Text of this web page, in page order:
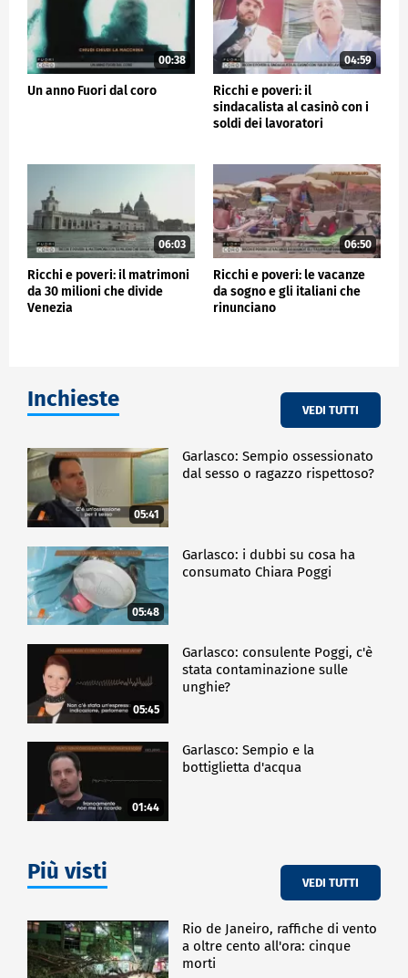
00:38
Un anno Fuori dal coro
04:59
Ricchi e poveri: il
sindacalista al casinò con i
soldi dei lavoratori
06:03
Ricchi e poveri: il matrimoni
da 30 milioni che divide
Venezia
06:50
Ricchi e poveri: le vacanze
da sogno e gli italiani che
rinunciano
Inchieste VEDI TUTTI
05:41
Garlasco: Sempio ossessionato
dal sesso o ragazzo rispettoso?
05:48
Garlasco: i dubbi su cosa ha
consumato Chiara Poggi
05:45
Garlasco: consulente Poggi, c'è
stata contaminazione sulle
unghie?
01:44
Garlasco: Sempio e la
bottiglietta d'acqua
Più visti VEDI TUTTI
Rio de Janeiro, raffiche di vento
a oltre cento all'ora: cinque
morti